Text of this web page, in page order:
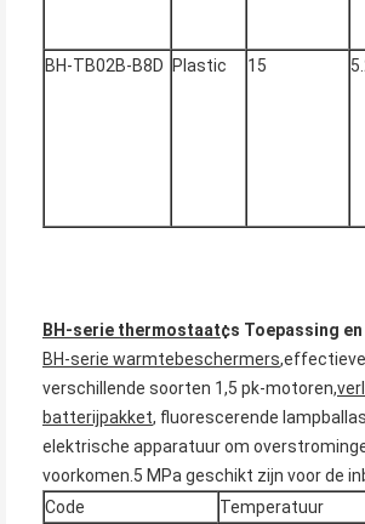
BH-TB02B-B8D Plastic 15
BH-serie thermostaat¢s Toepassing
BH-serie warmtebeschermers
verschillende soorten 1,5 pk-motoren,
batterijpakket, fluorescerende
elektrische apparatuur om
voorkomen.5 MPa geschikt zijn voor de
Code
Temperatuur